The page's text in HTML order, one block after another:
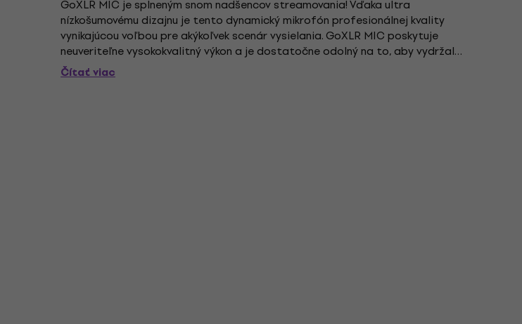
GoXLR MIC je splneným snom nadšencov streamovania! Vďaka ultra
nízkošumovému dizajnu je tento dynamický mikrofón profesionálnej kvality
vynikajúcou voľbou pre akýkoľvek scenár vysielania. GoXLR MIC poskytuje
neuveriteľne vysokokvalitný výkon a je dostatočne odolný na to, aby vydržal
vďaka robustnému, viacnásobne nastaviteľnému držiaku. GoXLR MIC...
Čítať viac